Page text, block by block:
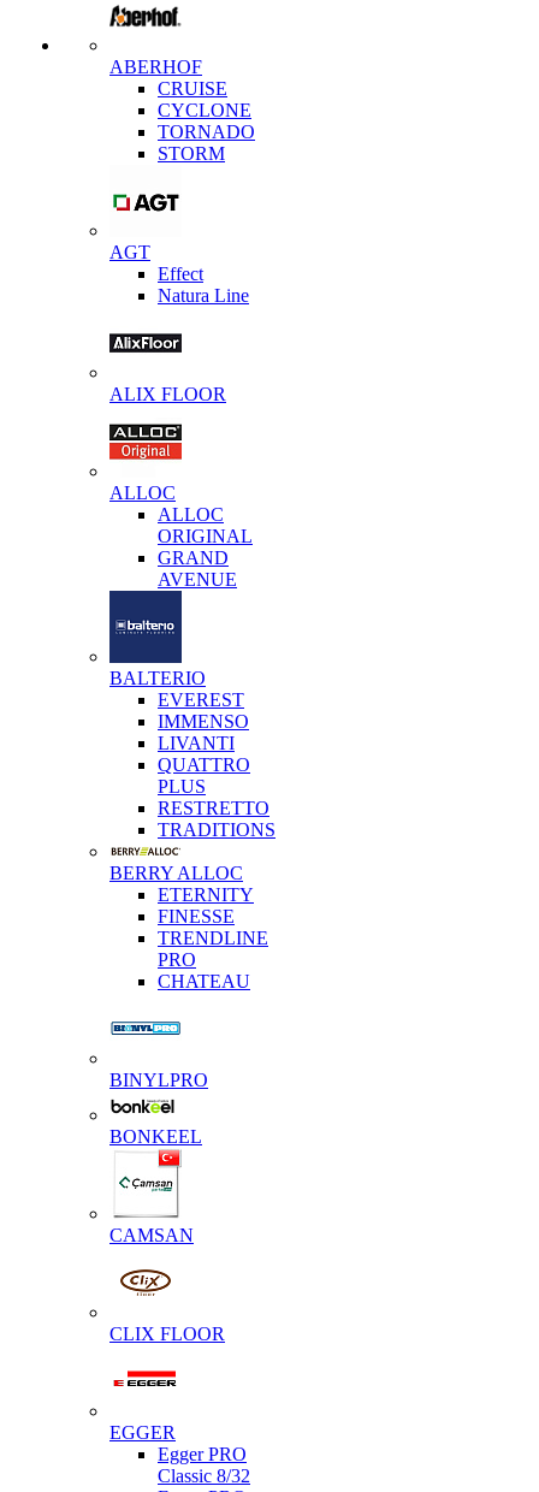
ABERHOF
CRUISE
CYCLONE
TORNADO
STORM
AGT
Effect
Natura Line
ALIX FLOOR
ALLOC
ALLOC
ORIGINAL
GRAND
AVENUE
BALTERIO
EVEREST
IMMENSO
LIVANTI
QUATTRO
PLUS
RESTRETTO
TRADITIONS
BERRY ALLOC
ETERNITY
FINESSE
TRENDLINE
PRO
CHATEAU
BINYLPRO
BONKEEL
CAMSAN
CLIX FLOOR
EGGER
Egger PRO
Classic 8/32